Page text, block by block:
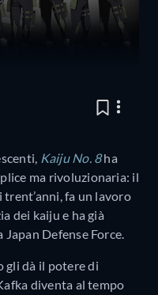
Kaiju No. 8ha
ma rivoluzionaria: il
fa un lavoro
dei kaiju e ha già
Japan Defense Force.
gli dà il potere di
diventa al tempo